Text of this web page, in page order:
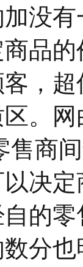
没
品
，
。
售商
决
的
分